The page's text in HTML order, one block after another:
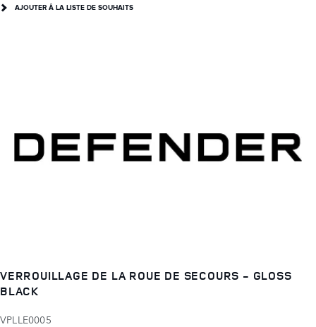
AJOUTER Â LA LISTE DE SOUHAITS
VERROUILLAGE DE LA ROUE DE SECOURS - GLOSS
BLACK
VPLLE0005